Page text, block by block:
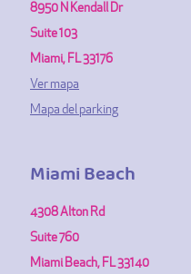
8950 N Kendall Dr
Suite 103
Miami, FL 33176
Ver mapa
Mapa del parking
Miami Beach
4308 Alton Rd
Suite 760
Miami Beach, FL 33140